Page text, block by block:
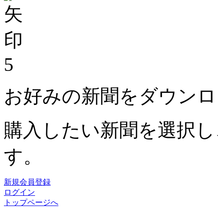
5
お好みの新聞をダウン
購入したい新聞を選択
す。
新規会員登録
ログイン
トップページへ